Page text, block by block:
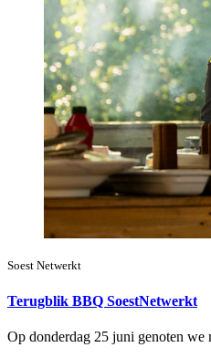
Soest Netwerkt
Terugblik BBQ SoestNetwerkt
Op donderdag 25 juni genoten